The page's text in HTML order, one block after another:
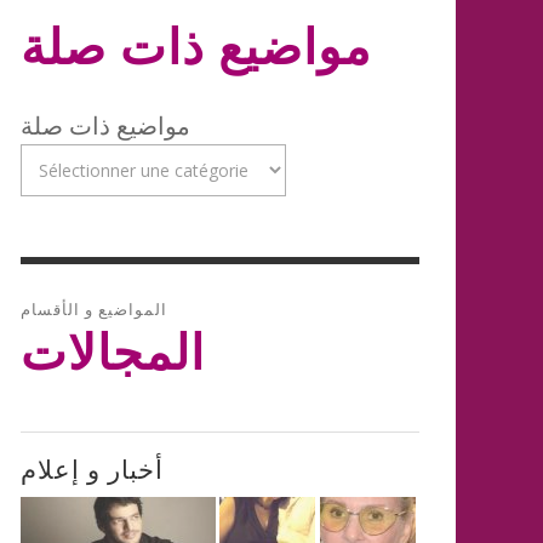
مواضيع ذات صلة
مواضيع ذات صلة
المواضيع و الأقسام
المجالات
أخبار و إعلام